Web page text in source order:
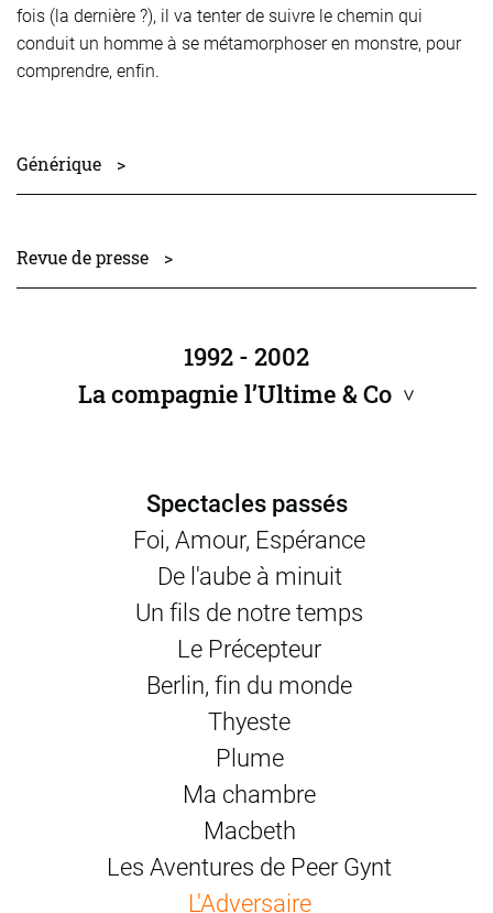
1992 - 2002
La compagnie l’Ultime & Co
>
Spectacles passés
Foi, Amour, Espérance
De l'aube à minuit
Un fils de notre temps
Le Précepteur
Berlin, fin du monde
Thyeste
Plume
Ma chambre
Macbeth
Les Aventures de Peer Gynt
L'Adversaire
fois (la dernière ?), il va tenter de suivre le chemin qui
conduit un homme à se métamorphoser en monstre, pour
comprendre, enfin.
Générique >
scénographieRenaud de Fontainieu
production L'Ultime and Co / coproduction Communauté
d'agglomération – Saint-Quentin-en-Yvelines, Le Carré –
La Ferme de Bel Ébat – Guyancourt
photos © Éric Derval
Revue de presse >